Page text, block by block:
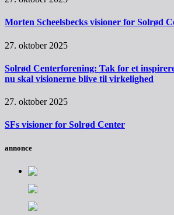
Morten Scheelsbecks visioner for Solrød
27. oktober 2025
Solrød Centerforening: Tak for et
nu skal visionerne blive til virkelighed
27. oktober 2025
SFs visioner for Solrød Center
annonce